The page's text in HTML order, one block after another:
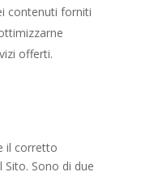
contenuti forniti
offerti.
il corretto
Sono di due